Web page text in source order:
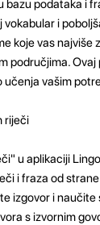
bazu podataka i
vokabular i
koje vas najviše
područjima.
učenja vašim
riječi
u aplikaciji
i fraza od
izgovor i naučite
s izvornim